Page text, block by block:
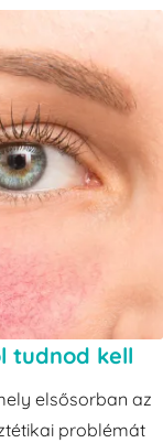
tudnod kell
elsősorban az
problémát